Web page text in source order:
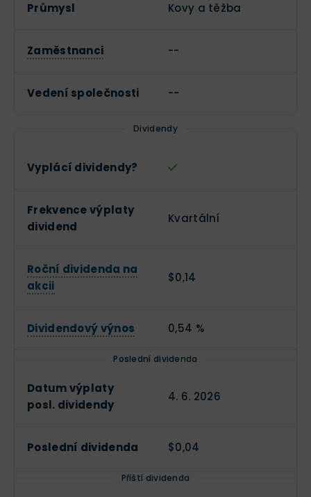
Průmysl Kovy a těžba
Zaměstnanci --
Vedení společnosti --
Dividendy
Vyplácí dividendy?
Frekvence výplaty
dividend
Kvartální
Roční dividenda na
akcii
$0,14
Dividendový výnos 0,54 %
Poslední dividenda
Datum výplaty
posl. dividendy
4. 6. 2026
Poslední dividenda $0,04
Příští dividenda